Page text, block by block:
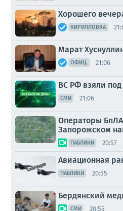
Хорошего
КИРИЛЛОВКА
Марат
ОФИЦ. 21:06
ВС РФ взяли под
СМИ 21:06
Операторы
Запорожском
ПАБЛИКИ 20:57
Авиационная
ПАБЛИКИ 20:55
Бердянский
СМИ 20:55